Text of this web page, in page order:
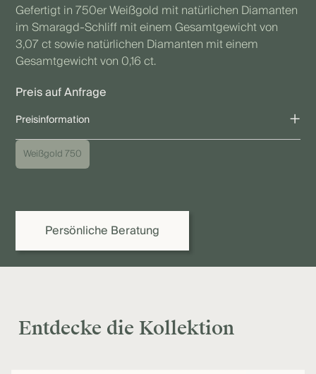
Gefertigt in 750er Weißgold mit natürlichen Diamanten
im Smaragd-Schliff mit einem Gesamtgewicht von
3,07 ct sowie natürlichen Diamanten mit einem
Gesamtgewicht von 0,16 ct.
Preis auf Anfrage
Preisinformation +
Der angegebene Preis bezieht sich auf die gezeigte Ausführung.
Aufgrund individueller Ausführungen sowie Schwankungen bei
Weißgold 750
Persönliche Beratung
Entdecke die Kollektion